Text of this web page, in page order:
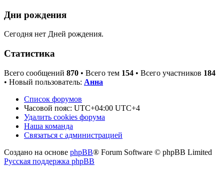
Дни рождения
Сегодня нет Дней рождения.
Статистика
Всего сообщений 870 • Всего тем 154 • Всего участников 184
• Новый пользователь: Анна
Список форумов
Часовой пояс: UTC+04:00 UTC+4
Удалить cookies форума
Наша команда
Связаться с администрацией
Создано на основе phpBB® Forum Software © phpBB Limited
Русская поддержка phpBB